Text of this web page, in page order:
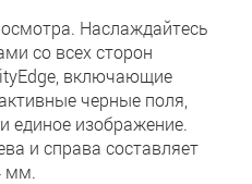
Наслаждайтесь
со всех сторон
включающие
черные поля,
единое изображение.
и справа составляет
мм.